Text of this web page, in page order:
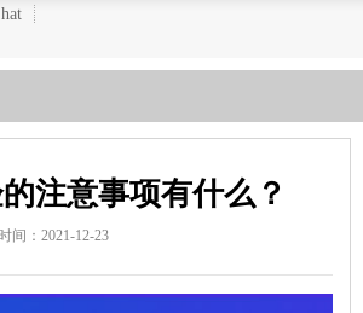
注意事项有什么？
间：2021-12-23